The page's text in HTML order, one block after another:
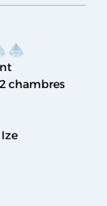
2 chambres
Ize